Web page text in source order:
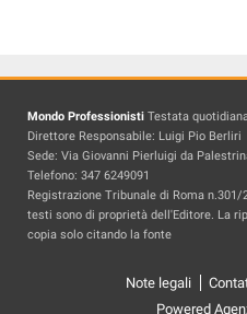
Mondo Professionisti Testata
Direttore Responsabile: Luigi Pio Berliri
Sede: Via Giovanni Pierluigi da
Telefono: 347 6249091
Registrazione Tribunale di Roma
testi sono di proprietà dell'Editore. La
copia solo citando la fonte
Note legali
Powered